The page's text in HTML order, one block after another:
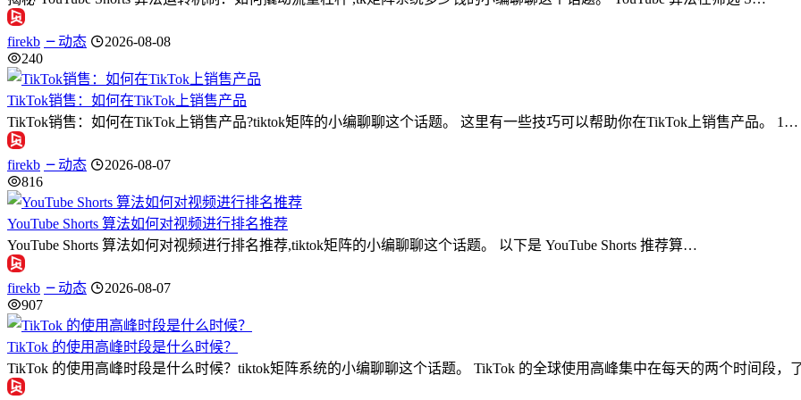
firekb 动态
2026-08-08
240
TikTok销售：如何在TikTok上销售产品
TikTok销售：如何在TikTok上销售产品?tiktok矩阵的小编聊聊这个话题。 这里有一些技巧可以帮助你在TikTok上销售产品。 1…
firekb 动态
2026-08-07
816
YouTube Shorts 算法如何对视频进行排名推荐
YouTube Shorts 算法如何对视频进行排名推荐,tiktok矩阵的小编聊聊这个话题。 以下是 YouTube Shorts 推荐算…
firekb 动态
2026-08-07
907
TikTok 的使用高峰时段是什么时候？
TikTok 的使用高峰时段是什么时候？tiktok矩阵系统的小编聊聊这个话题。 TikTok 的全球使用高峰集中在每天的两个时间段，